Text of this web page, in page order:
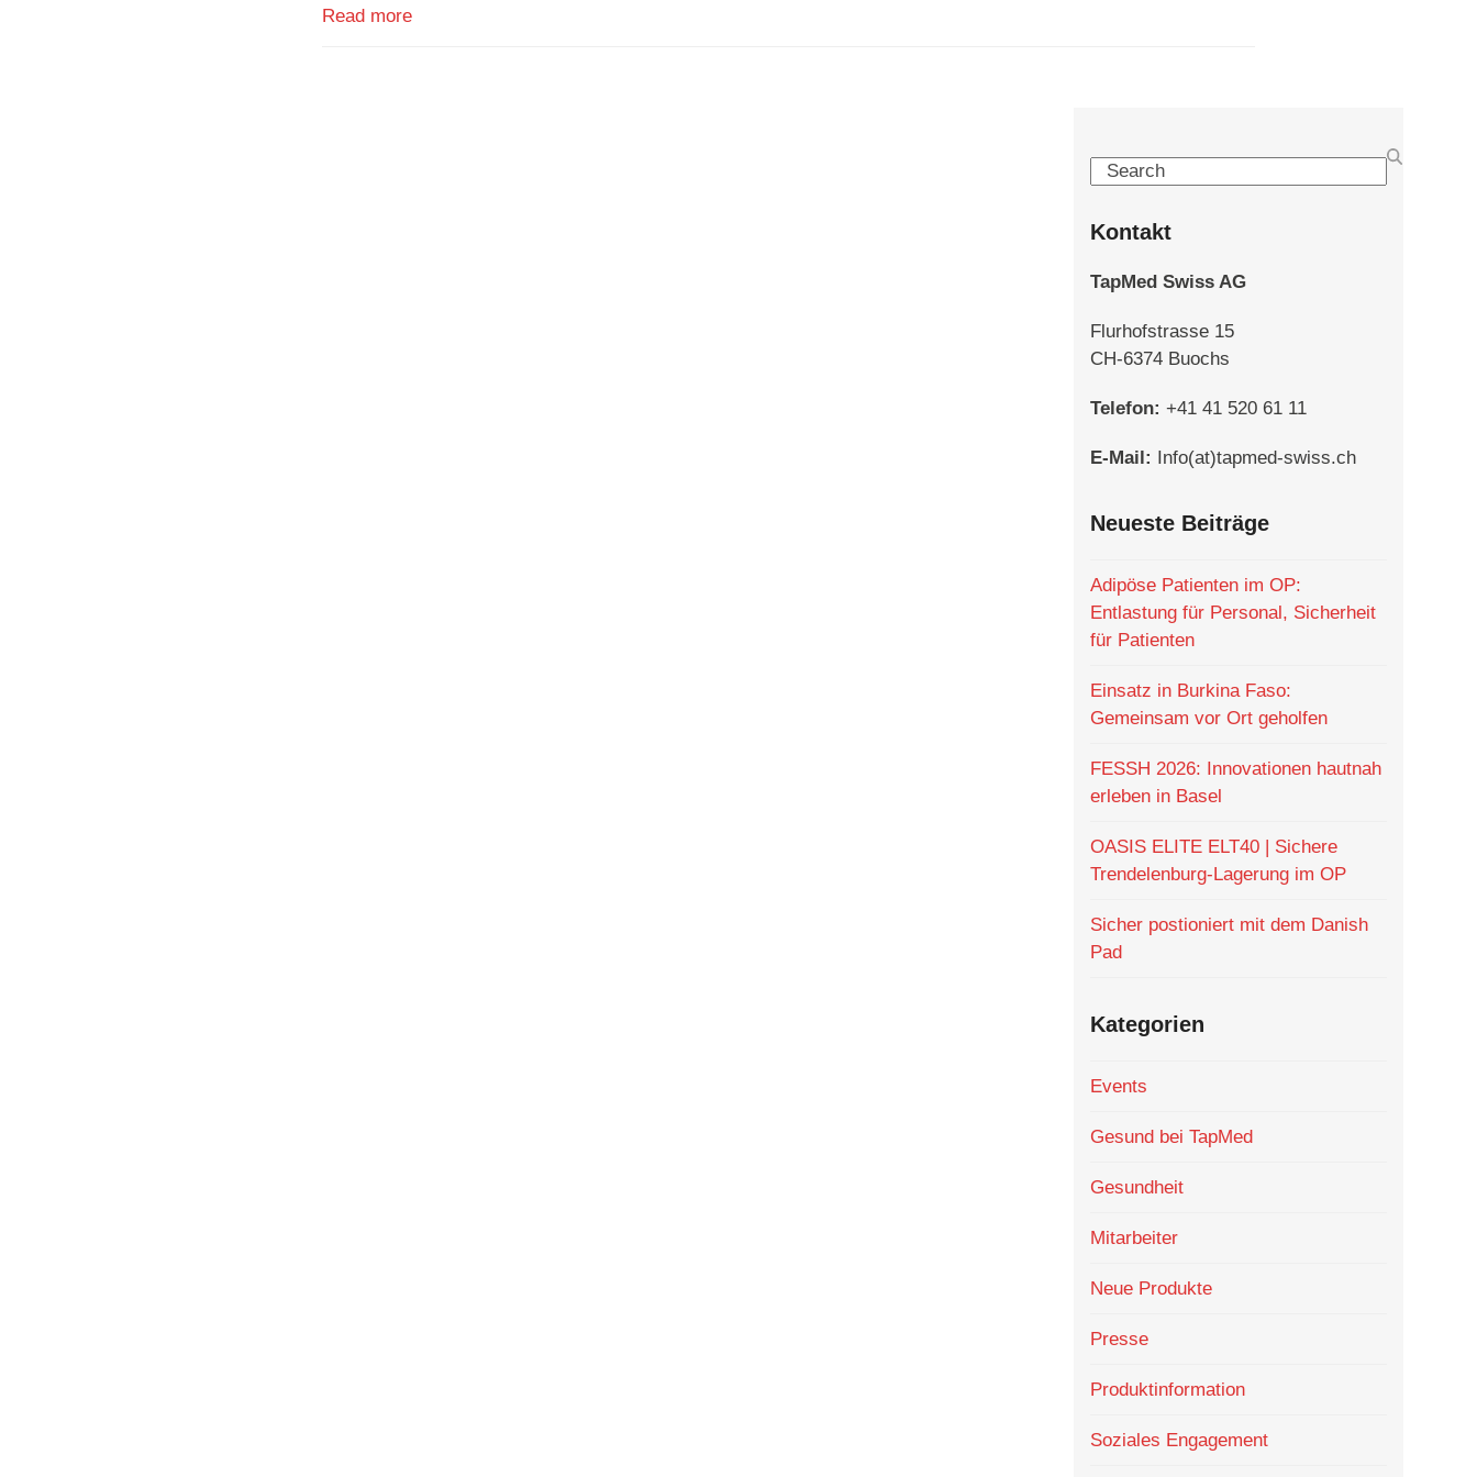
Read more
Search
Kontakt
TapMed Swiss AG
Flurhofstrasse 15
CH-6374 Buochs
Telefon: +41 41 520 61 11
E-Mail: Info(at)tapmed-swiss.ch
Neueste Beiträge
Adipöse Patienten im OP:
Entlastung für Personal, Sicherheit
für Patienten
Einsatz in Burkina Faso:
Gemeinsam vor Ort geholfen
FESSH 2026: Innovationen hautnah
erleben in Basel
OASIS ELITE ELT40 | Sichere
Trendelenburg-Lagerung im OP
Sicher postioniert mit dem Danish
Pad
Kategorien
Events
Gesund bei TapMed
Gesundheit
Mitarbeiter
Neue Produkte
Presse
Produktinformation
Soziales Engagement